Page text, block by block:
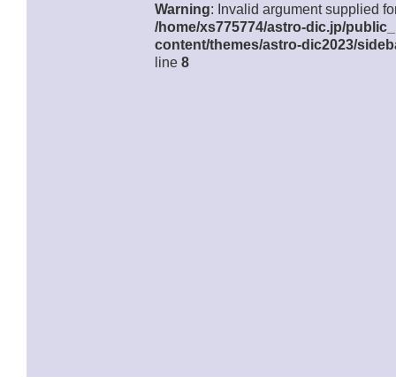
Warning: Invalid argument supplied
/home/xs775774/astro-dic.jp/
content/themes/astro-dic2023/
line 8